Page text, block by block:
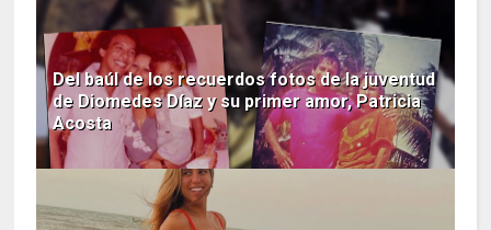
Del baúl de los recuerdos fotos de la juventud
de Diomedes Díaz y su primer amor, Patricia
Acosta